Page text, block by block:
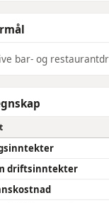
bar- og
driftsinntekter